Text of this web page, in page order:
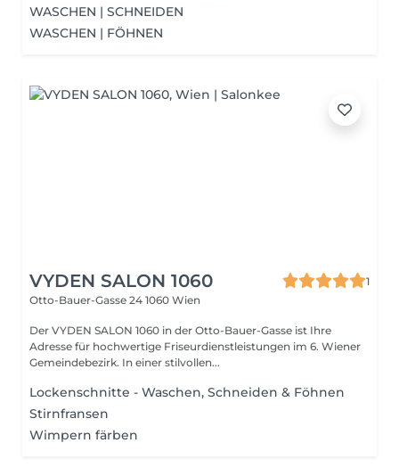
WASCHEN | SCHNEIDEN
WASCHEN | FÖHNEN
VYDEN SALON 1060
1
Otto-Bauer-Gasse 24 1060 Wien
Der VYDEN SALON 1060 in der Otto-Bauer-Gasse ist Ihre
Adresse für hochwertige Friseurdienstleistungen im 6. Wiener
Gemeindebezirk. In einer stilvollen...
Lockenschnitte - Waschen, Schneiden & Föhnen
Stirnfransen
Wimpern färben